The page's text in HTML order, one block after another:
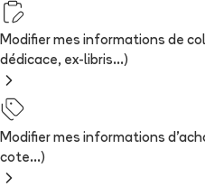
Modifier mes informations de
dédicace, ex-libris...)
Modifier mes informations
cote...)